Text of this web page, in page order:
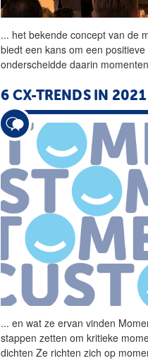
... het bekende concept van de
biedt een kans om een positieve
onderscheidde daarin
6 CX-TRENDS IN 2021
... en wat ze ervan vinden
stappen zetten om kritieke
dichten Ze richten zich op